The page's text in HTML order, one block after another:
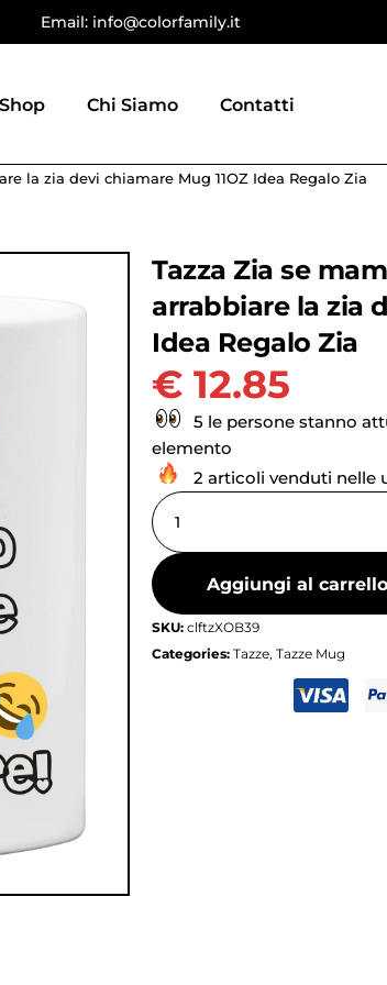
Email: info@colorfamily.it
Shop Chi Siamo Contatti
la zia devi chiamare Mug 11OZ Idea Regalo Zia
Tazza Zia se
arrabbiare la zia
Idea Regalo Zia
€ 12.85
5 le persone stanno
elemento
2 articoli venduti nelle
Aggiungi al carrello
SKU: clftzXOB39
Categories: Tazze, Tazze Mug